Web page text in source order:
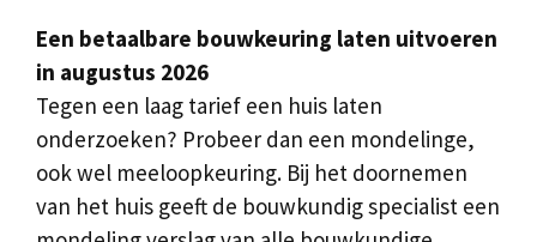
Een betaalbare bouwkeuring laten uitvoeren
in augustus 2026
Tegen een laag tarief een huis laten
onderzoeken? Probeer dan een mondelinge,
ook wel meeloopkeuring. Bij het doornemen
van het huis geeft de bouwkundig specialist een